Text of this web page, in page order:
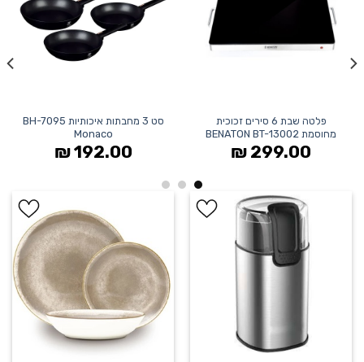
הוסף
WISHLIST
פלטה שבת 6 סירים זכוכית
מחוסמת BENATON BT-13002
299.00
₪
הוסף
ל
WISHLIST
סט 3 מחבתות איכותיות BH-7095
Monaco
192.00
₪
הוסף ל
WISHLIST